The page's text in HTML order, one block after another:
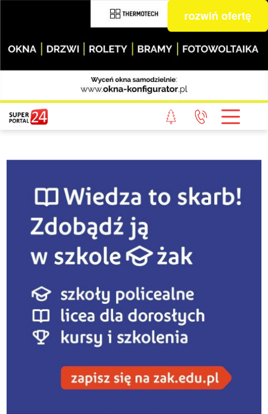
rozwiń ofertę
STRONA GŁÓWNA
POWIAT GRYFICKI
STUDIO SUPERPORTALU
KONTAKT
REDAKCJA
REGULAMIN